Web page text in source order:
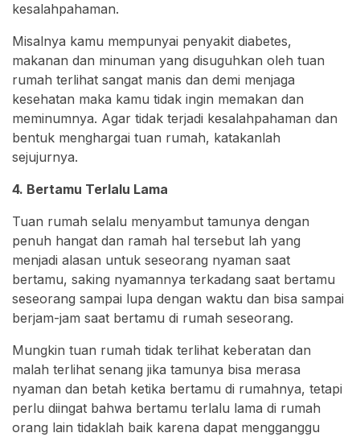
kesalahpahaman.
Misalnya kamu mempunyai penyakit diabetes,
makanan dan minuman yang disuguhkan oleh tuan
rumah terlihat sangat manis dan demi menjaga
kesehatan maka kamu tidak ingin memakan dan
meminumnya. Agar tidak terjadi kesalahpahaman dan
bentuk menghargai tuan rumah, katakanlah
sejujurnya.
4. Bertamu Terlalu Lama
Tuan rumah selalu menyambut tamunya dengan
penuh hangat dan ramah hal tersebut lah yang
menjadi alasan untuk seseorang nyaman saat
bertamu, saking nyamannya terkadang saat bertamu
seseorang sampai lupa dengan waktu dan bisa sampai
berjam-jam saat bertamu di rumah seseorang.
Mungkin tuan rumah tidak terlihat keberatan dan
malah terlihat senang jika tamunya bisa merasa
nyaman dan betah ketika bertamu di rumahnya, tetapi
perlu diingat bahwa bertamu terlalu lama di rumah
orang lain tidaklah baik karena dapat mengganggu